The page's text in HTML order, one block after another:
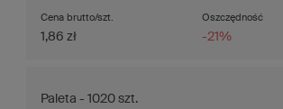
Oszczędność
-21%
Cena brutto/szt.
1,86 zł
Paleta - 1020 szt.